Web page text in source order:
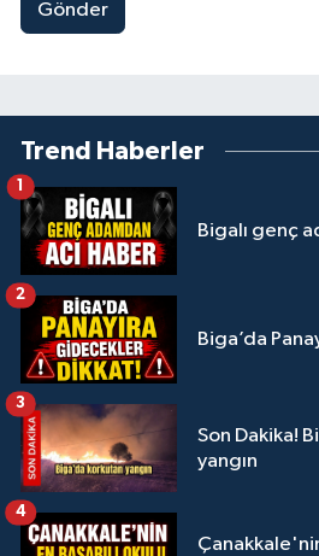
Gönder
Trend Haberler
Bigalı genç
1
Biga’da
2
Son Dakika!
yangın
3
4